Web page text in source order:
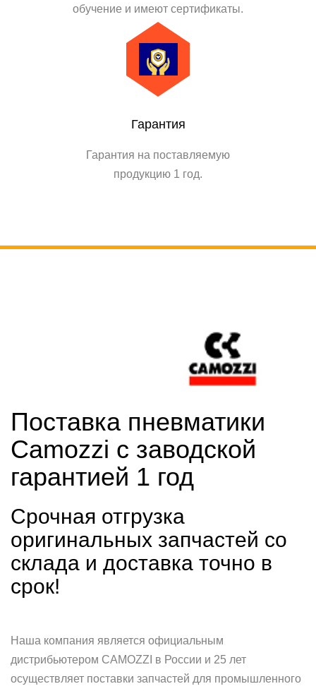
обучение и имеют сертификаты.
Гарантия
Гарантия на поставляемую
продукцию 1 год.
Поставка пневматики
Camozzi с заводской
гарантией 1 год
Срочная отгрузка
оригинальных запчастей со
склада и доставка точно в
срок!
Наша компания является официальным
дистрибьютером CAMOZZI в России и 25 лет
осуществляет поставки запчастей для промышленного